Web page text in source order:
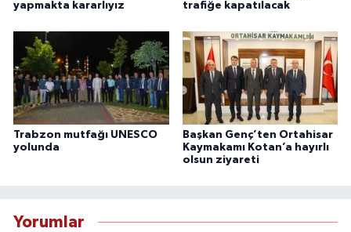
yapmakta kararlıyız
trafiğe kapatılacak
Trabzon mutfağı UNESCO
yolunda
Başkan Genç’ten Ortahisar
Kaymakamı Kotan’a hayırlı
olsun ziyareti
Yorumlar